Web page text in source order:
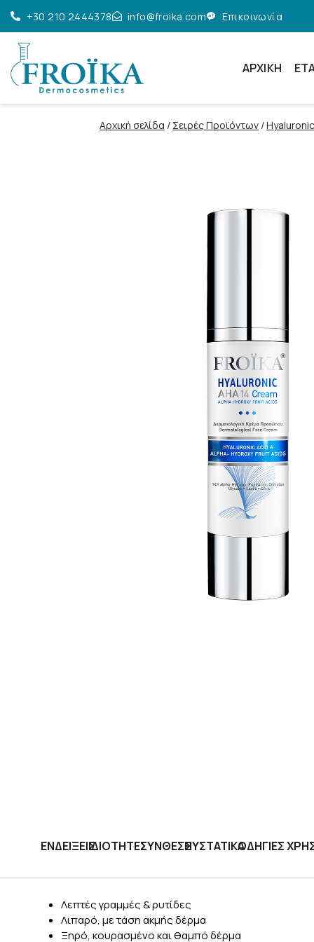
+30 210 2444378 info@froika.com Επικοινωνία
ΑΡΧΙΚΉ
Αρχική σελίδα / Σειρές Προϊόντων /Hyaluronic
ΕΝΔΕΙΞΕΙΣΙΔΙΟΤΗΤΕΣΣΥΝΘΕΣΗΣΥΣΤΑΤΙΚΑΟΔΗΓΙΕΣ
Λεπτές γραμμές & ρυτίδες
Λιπαρό, με τάση ακμής δέρμα
Ξηρό, κουρασμένο και θαμπό δέρμα